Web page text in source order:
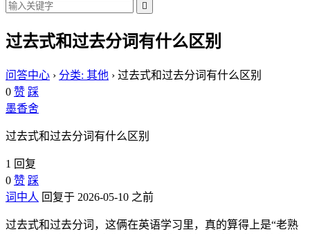

过去式和过去分词有什么区别
问答中心 › 分类: 其他 › 过去式和过去分词有什么区别
0 赞 踩
墨香舍
过去式和过去分词有什么区别
1 回复
0 赞 踩
词中人 回复于 2026-05-10 之前
过去式和过去分词，这俩在英语学习里，真的算得上是“老熟